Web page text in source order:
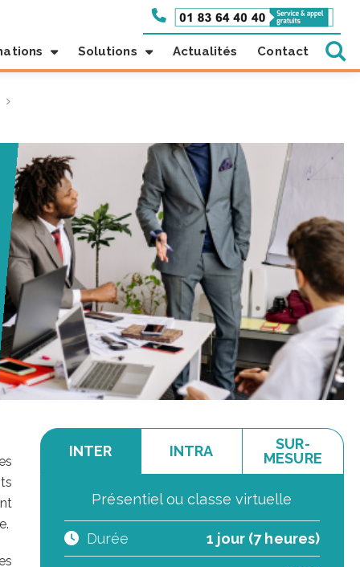
Solutions Actualités Contact
INTER INTRA
SUR-
MESURE
Présentiel ou classe virtuelle
Durée 1 jour (7 heures)